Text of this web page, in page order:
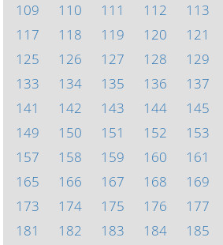
109
110 111 112 113
117
118 119 120 121
125
126 127 128 129
133
134 135 136 137
141
142 143 144 145
149
150 151 152 153
157
158 159 160 161
165
166 167 168 169
173
174 175 176 177
181
182 183 184 185